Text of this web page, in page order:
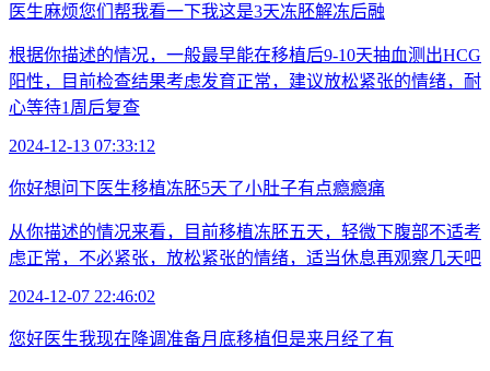
医生麻烦您们帮我看一下我这是3天冻胚解冻后融
根据你描述的情况，一般最早能在移植后9-10天抽血测出HCG
阳性，目前检查结果考虑发育正常，建议放松紧张的情绪，耐
心等待1周后复查
2024-12-13 07:33:12
你好想问下医生移植冻胚5天了小肚子有点瘾瘾痛
从你描述的情况来看，目前移植冻胚五天，轻微下腹部不适考
虑正常，不必紧张，放松紧张的情绪，适当休息再观察几天吧
2024-12-07 22:46:02
您好医生我现在降调准备月底移植但是来月经了有